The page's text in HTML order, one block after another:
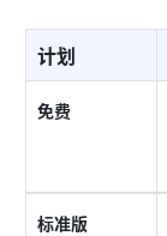
计划
免费
标准版